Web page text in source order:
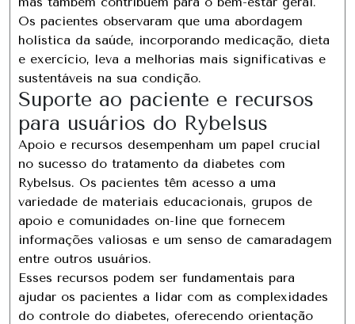
Os pacientes observaram que uma abordagem
holística da saúde, incorporando medicação, dieta
e exercício, leva a melhorias mais significativas e
sustentáveis ​​​​na sua condição.
Suporte ao paciente e recursos
para usuários do Rybelsus
Apoio e recursos desempenham um papel crucial
no sucesso do tratamento da diabetes com
Rybelsus. Os pacientes têm acesso a uma
variedade de materiais educacionais, grupos de
apoio e comunidades on-line que fornecem
informações valiosas e um senso de camaradagem
entre outros usuários.
Esses recursos podem ser fundamentais para
ajudar os pacientes a lidar com as complexidades
do controle do diabetes, oferecendo orientação